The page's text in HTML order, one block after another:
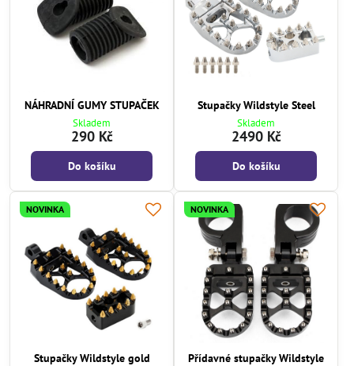
NÁHRADNÍ GUMY STUPAČEK
Skladem
290 Kč
Do košíku
Stupačky Wildstyle Steel
Skladem
2490 Kč
Do košíku
NOVINKA
Stupačky Wildstyle gold
NOVINKA
Přídavné stupačky Wildstyle